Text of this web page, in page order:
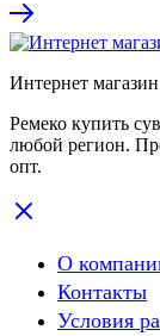
Интернет
Ремеко купить
любой регион.
опт.
О
Контакты
Условия